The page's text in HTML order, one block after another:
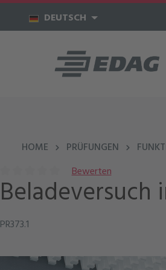
Hauptinhalt springen
Zur Hauptnavigation springen
DEUTSCH
HOME PRÜFUNGEN
Durchschnittliche Bewertung von 0 von
Bewerten
Beladeversuch
PR373.1